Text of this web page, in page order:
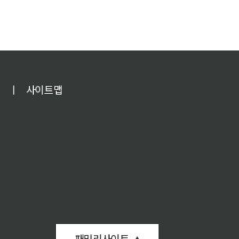
ㅣ
사이트맵